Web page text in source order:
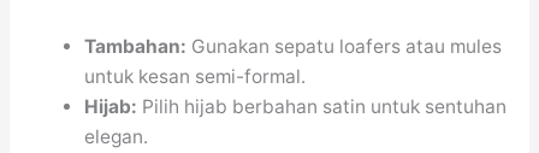
Tambahan: Gunakan sepatu loafers atau mules
untuk kesan semi-formal.
Hijab: Pilih hijab berbahan satin untuk sentuhan
elegan.